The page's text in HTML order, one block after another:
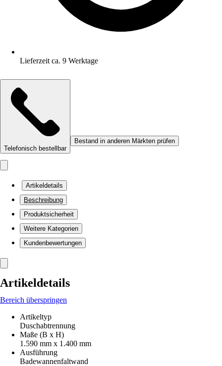
Lieferzeit ca. 9 Werktage
Telefonisch bestellbar
Bestand in anderen Märkten prüfen
Artikeldetails
Beschreibung
Produktsicherheit
Weitere Kategorien
Kundenbewertungen
Artikeldetails
Bereich überspringen
Artikeltyp
Duschabtrennung
Maße (B x H)
1.590 mm x 1.400 mm
Ausführung
Badewannenfaltwand